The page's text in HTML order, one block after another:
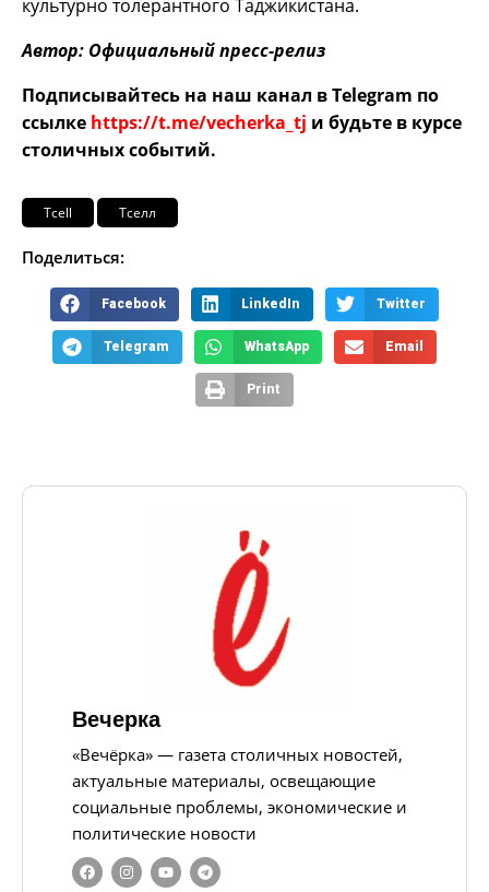
культурно толерантного Таджикистана.
Автор: Официальный пресс-релиз
Подписывайтесь на наш канал в Telegram по
ссылке https://t.me/vecherka_tj и будьте в курсе
столичных событий.
Tcell Тселл
Поделиться:
Facebook LinkedIn Twitter
Telegram WhatsApp Email
Print
Вечерка
«Вечёрка» — газета столичных новостей,
актуальные материалы, освещающие
социальные проблемы, экономические и
политические новости